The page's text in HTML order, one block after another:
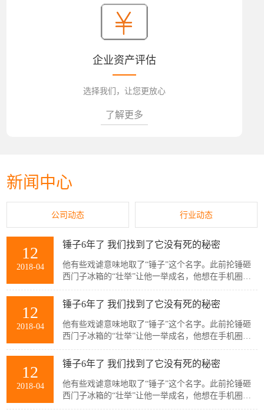
企业资产评估
选择我们，让您更放心
了解更多
新闻中心
公司动态 行业动态
12
2018-04
锤子6年了 我们找到了它没有死的秘密
他有些戏谑意味地取了“锤子”这个名字。此前抡锤砸
西门子冰箱的“壮举”让他一举成名，他想在手机圈里
也搞出类似的动静来。这似乎预兆了他此后几年的命
运：刺激。另一个预兆发生在那年夏天。锤子办公室
罗永浩站在旧办公室的窗边，念叨着“好了好了，我都
知道了”，没多久，
12
2018-04
锤子6年了 我们找到了它没有死的秘密
他有些戏谑意味地取了“锤子”这个名字。此前抡锤砸
西门子冰箱的“壮举”让他一举成名，他想在手机圈里
也搞出类似的动静来。这似乎预兆了他此后几年的命
运：刺激。另一个预兆发生在那年夏天。锤子办公室
罗永浩站在旧办公室的窗边，念叨着“好了好了，我都
知道了”，没多久，
12
2018-04
锤子6年了 我们找到了它没有死的秘密
他有些戏谑意味地取了“锤子”这个名字。此前抡锤砸
西门子冰箱的“壮举”让他一举成名，他想在手机圈里
也搞出类似的动静来。这似乎预兆了他此后几年的命